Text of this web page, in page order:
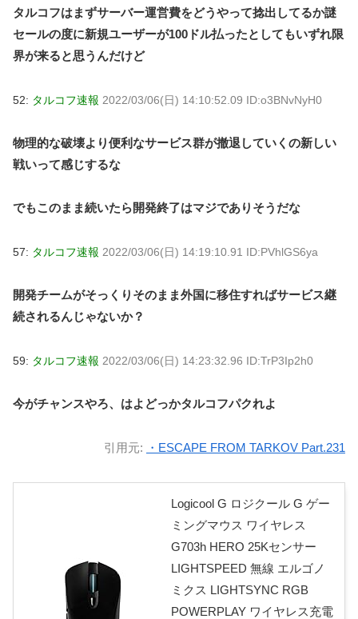
タルコフはまずサーバー運営費をどうやって捻出してるか謎
セールの度に新規ユーザーが100ドル払ったとしてもいずれ限
界が来ると思うんだけど
52: タルコフ速報 2022/03/06(日) 14:10:52.09 ID:o3BNvNyH0
物理的な破壊より便利なサービス群が撤退していくの新しい
戦いって感じするな
でもこのまま続いたら開発終了はマジでありそうだな
57: タルコフ速報 2022/03/06(日) 14:19:10.91 ID:PVhlGS6ya
開発チームがそっくりそのまま外国に移住すればサービス継
続されるんじゃないか？
59: タルコフ速報 2022/03/06(日) 14:23:32.96 ID:TrP3Ip2h0
今がチャンスやろ、はよどっかタルコフパクれよ
引用元: ・ESCAPE FROM TARKOV Part.231
Logicool G ロジクール G ゲー
ミングマウス ワイヤレス
G703h HERO 25Kセンサー
LIGHTSPEED 無線 エルゴノ
ミクス LIGHTSYNC RGB
POWERPLAY ワイヤレス充電